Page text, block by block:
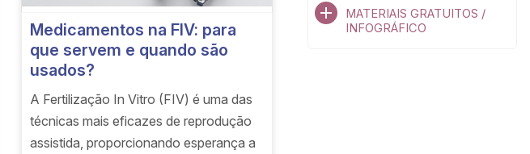
Medicamentos na FIV: para
que servem e quando são
usados?
A Fertilização In Vitro (FIV) é uma das
técnicas mais eficazes de reprodução
assistida, proporcionando esperança a
MATERIAIS GRATUITOS /
INFOGRÁFICO